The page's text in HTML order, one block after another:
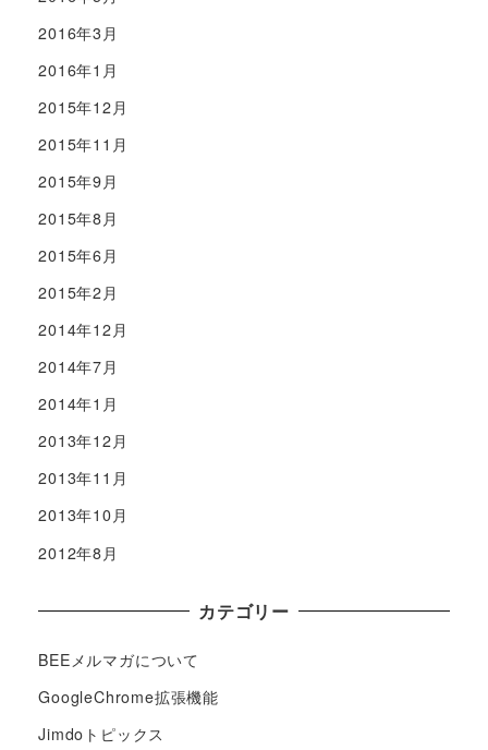
2016年3月
2016年1月
2015年12月
2015年11月
2015年9月
2015年8月
2015年6月
2015年2月
2014年12月
2014年7月
2014年1月
2013年12月
2013年11月
2013年10月
2012年8月
カテゴリー
BEEメルマガについて
GoogleChrome拡張機能
Jimdoトピックス